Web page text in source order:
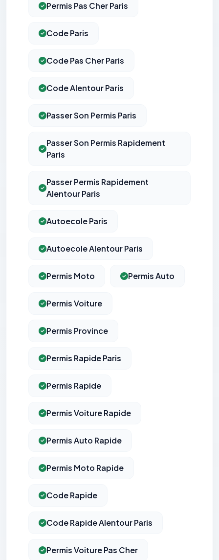
Permis Pas Cher Paris
Code Paris
Code Pas Cher Paris
Code Alentour Paris
Passer Son Permis Paris
Passer Son Permis Rapidement
Paris
Passer Permis Rapidement
Alentour Paris
Autoecole Paris
Autoecole Alentour Paris
Permis Moto Permis Auto
Permis Voiture
Permis Province
Permis Rapide Paris
Permis Rapide
Permis Voiture Rapide
Permis Auto Rapide
Permis Moto Rapide
Code Rapide
Code Rapide Alentour Paris
Permis Voiture Pas Cher